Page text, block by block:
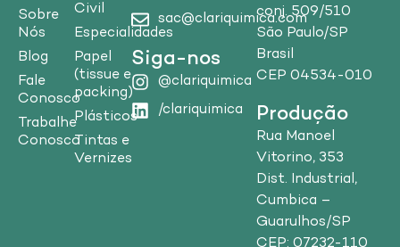
Sobre
Nós
Blog
Fale
Conosco
Trabalhe
Conosco
Civil
Especialidades
Papel
(tissue e
packing)
Plásticos
Tintas e
Vernizes
sac@clariquimica.com
Siga-nos
@clariquimica
/clariquimica
conj. 509/510
São Paulo/SP
Brasil
CEP 04534-010
Produção
Rua Manoel
Vitorino, 353
Dist. Industrial,
Cumbica –
Guarulhos/SP
CEP: 07232-110